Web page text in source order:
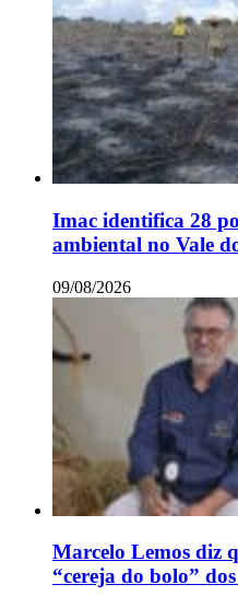
Imac identifica 28
ambiental no Vale
09/08/2026
Marcelo Lemos diz
“cereja do bolo”